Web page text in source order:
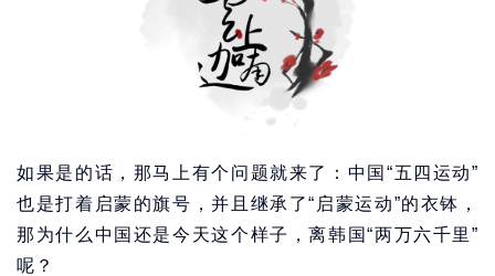
如果是的话，那马上有个问题就来了：中国“五四运动”
也是打着启蒙的旗号，并且继承了“启蒙运动”的衣钵，
那为什么中国还是今天这个样子，离韩国“两万六千里”
呢？